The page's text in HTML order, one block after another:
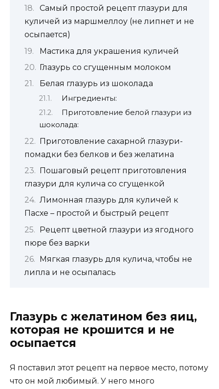
Самый простой рецепт глазури для
куличей из маршмеллоу (не липнет и не
осыпается)
Мастика для украшения куличей
Глазурь со сгущенным молоком
Белая глазурь из шоколада
Ингредиенты:
Приготовление белой глазури из
шоколада:
Приготовление сахарной глазури-
помадки без белков и без желатина
Пошаговый рецепт приготовления
глазури для кулича со сгущенкой
Лимонная глазурь для куличей к
Пасхе – простой и быстрый рецепт
Рецепт цветной глазури из ягодного
пюре без варки
Мягкая глазурь для кулича, чтобы не
липла и не осыпалась
Глазурь с желатином без яиц,
которая не крошится и не
осыпается
Я поставил этот рецепт на первое место, потому
что он мой любимый. У него много